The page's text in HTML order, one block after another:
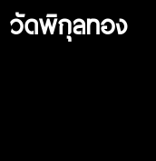
วัดพิกุลทอง